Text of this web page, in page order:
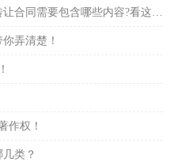
汇标网分享丨注意！软件著作权转让合同需要包含哪些内容?看这8大方面！
弄清楚！
作权！
类？